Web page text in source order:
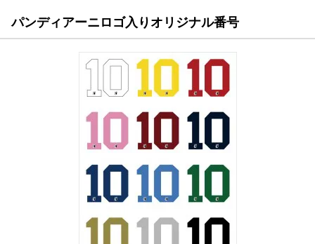
パンディアーニロゴ入りオリジナル番号